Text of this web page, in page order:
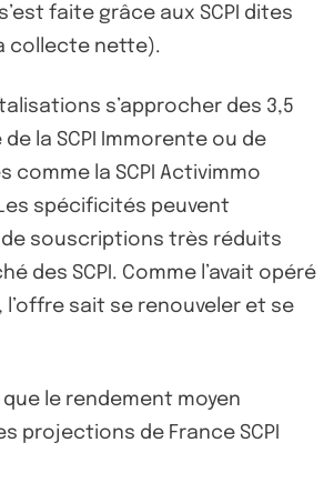
faite grâce aux SCPI dites
collecte nette).
s’approcher des 3,5
la SCPI Immorente ou de
comme la SCPI Activimmo
spécificités peuvent
de souscriptions très réduits
des SCPI. Comme l’avait opéré
l’offre sait se renouveler et se
le rendement moyen
projections de France SCPI